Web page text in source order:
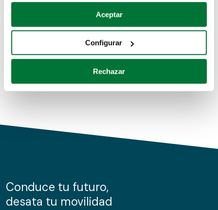
Si lo permite, también quisiéramos:
Recopilar información sobre su ubicación geográfica
Identificar su dispositivo analizándolo activamente
para buscar características específicas (huellas
Obtenga más información sobre cómo se procesan sus
de cookies.
información sobre el uso que haga del sitio web con
nuestros partners de redes sociales, publicidad y análisis
Aceptar
Configurar
Rechazar
Coches de segunda mano
Coches de km0
Conduce tu futuro,
desata tu movilidad